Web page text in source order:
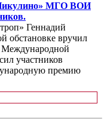
МГО ВОИ
Геннадий
обстановке вручил
Международной
участников
премию